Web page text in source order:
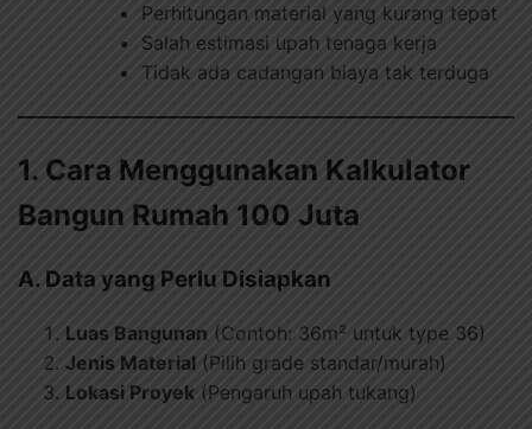
Perhitungan material yang kurang tepat
Salah estimasi upah tenaga kerja
Tidak ada cadangan biaya tak terduga
1. Cara Menggunakan Kalkulator
Bangun Rumah 100 Juta
A. Data yang Perlu Disiapkan
Luas Bangunan (Contoh: 36m² untuk type 36)
Jenis Material (Pilih grade standar/murah)
Lokasi Proyek (Pengaruh upah tukang)